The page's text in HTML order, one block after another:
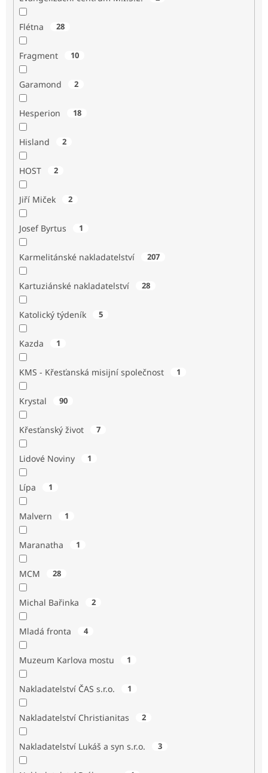
Flétna 28
Fragment 10
Garamond 2
Hesperion 18
Hisland 2
HOST 2
Jiří Miček 2
Josef Byrtus 1
Karmelitánské nakladatelství 207
Kartuziánské nakladatelství 28
Katolický týdeník 5
Kazda 1
KMS - Křesťanská misijní společnost 1
Krystal 90
Křesťanský život 7
Lidové Noviny 1
Lípa 1
Malvern 1
Maranatha 1
MCM 28
Michal Bařinka 2
Mladá fronta 4
Muzeum Karlova mostu 1
Nakladatelství ČAS s.r.o. 1
Nakladatelství Christianitas 2
Nakladatelství Lukáš a syn s.r.o. 3